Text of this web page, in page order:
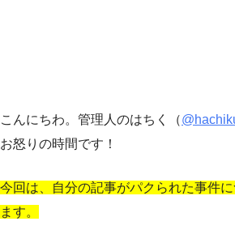
こんにちわ。管理人のはちく（
お怒りの時間です！
今回は、自分の記事がパクられた事件
ます。